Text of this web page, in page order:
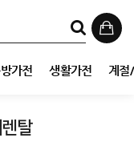
가전 생활가전 계절
탈